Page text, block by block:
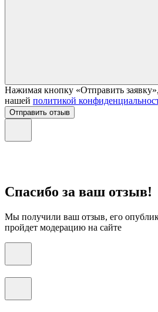
Нажимая кнопку «Отправить
нашей политикой
Отправить отзыв
Спасибо за ваш отзыв!
Мы получили ваш отзыв, его
пройдет модерацию на сайте